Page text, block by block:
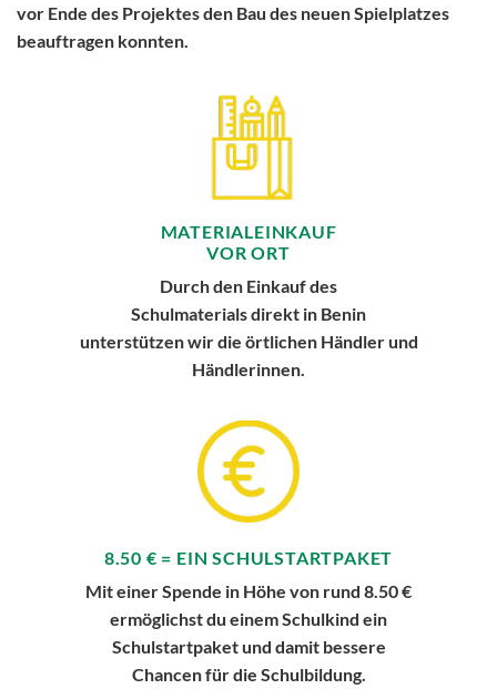
vor Ende des Projektes den Bau des neuen Spielplatzes
beauftragen konnten.
MATERIALEINKAUF
VOR ORT
Durch den Einkauf des
Schulmaterials direkt in Benin
unterstützen wir die örtlichen Händler und
Händlerinnen.
8.50 € = EIN SCHULSTARTPAKET
Mit einer Spende in Höhe von rund 8.50 €
ermöglichst du einem Schulkind ein
Schulstartpaket und damit bessere
Chancen für die Schulbildung.